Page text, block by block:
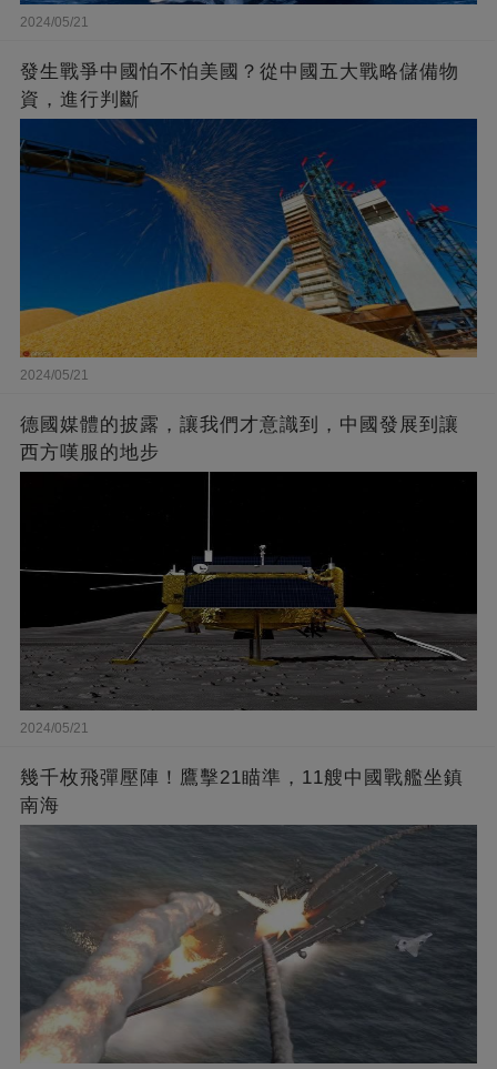
2024/05/21
發生戰爭中國怕不怕美國？從中國五大戰略儲備物
資，進行判斷
2024/05/21
德國媒體的披露，讓我們才意識到，中國發展到讓
西方嘆服的地步
2024/05/21
幾千枚飛彈壓陣！鷹擊21瞄準，11艘中國戰艦坐鎮
南海